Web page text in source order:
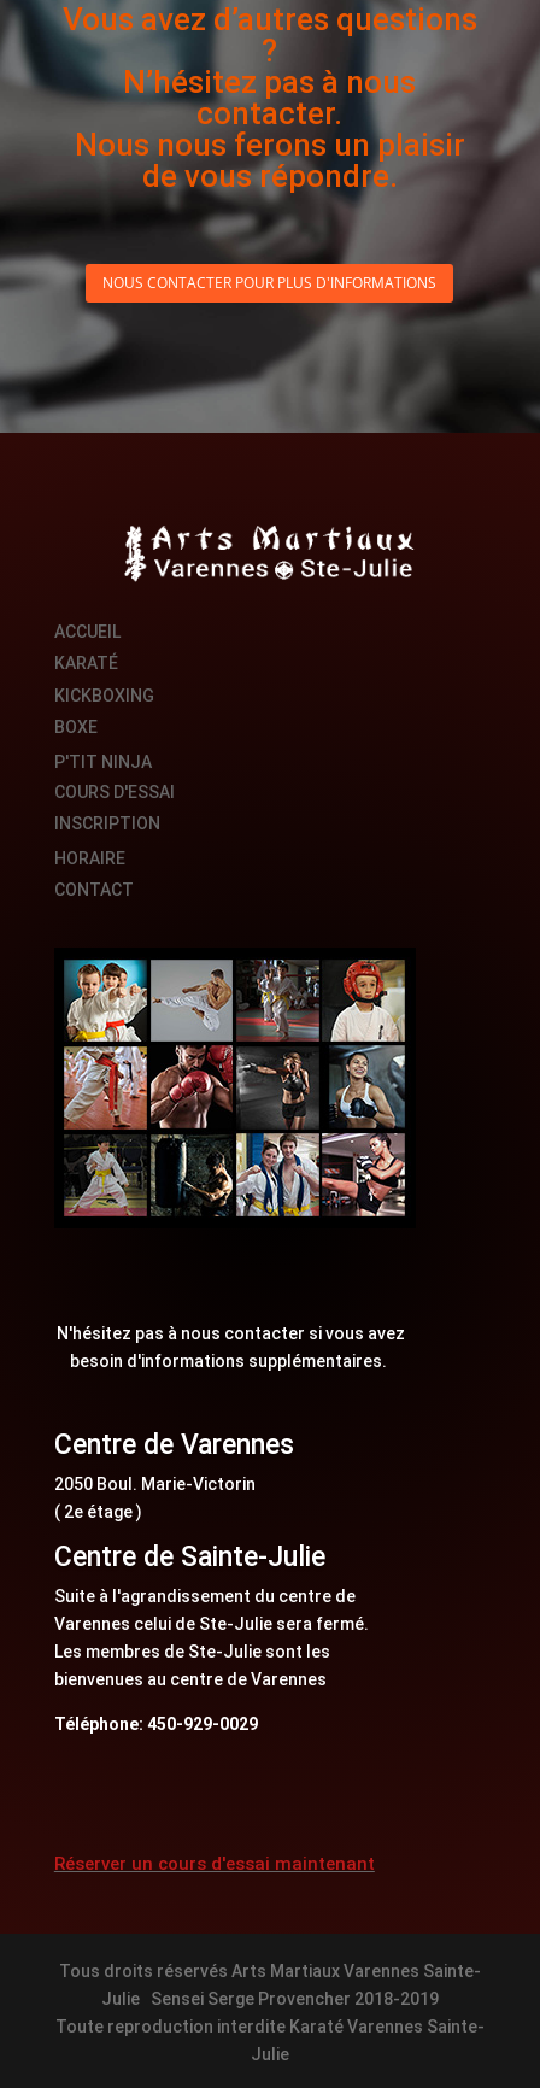
Vous avez d’autres questions
?
N’hésitez pas à nous
contacter.
Nous nous ferons un plaisir
de vous répondre.
NOUS CONTACTER POUR PLUS D'INFORMATIONS
ACCUEIL
KARATÉ
KICKBOXING
BOXE
P'TIT NINJA
COURS D'ESSAI
INSCRIPTION
HORAIRE
CONTACT
N'hésitez pas à nous contacter si vous avez
besoin d'informations supplémentaires.
Centre de Varennes
2050 Boul. Marie-Victorin
( 2e étage )
Centre de Sainte-Julie
Suite à l'agrandissement du centre de
Varennes celui de Ste-Julie sera fermé.
Les membres de Ste-Julie sont les
bienvenues au centre de Varennes
Téléphone: 450-929-0029
Réserver un cours d'essai maintenant
Tous droits réservés Arts Martiaux Varennes Sainte-
Julie Sensei Serge Provencher 2018-2019
Toute reproduction interdite Karaté Varennes Sainte-
Julie